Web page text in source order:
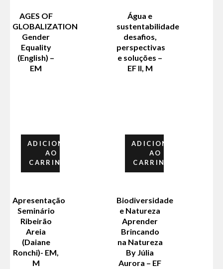
AGES OF
GLOBALIZATION
Gender
Equality
(English) –
EM
Água e
sustentabilidade
desafios,
perspectivas
e soluções –
EF II, M
ADICIONAR
AO
CARRINHO
Apresentação
Seminário
Ribeirão
Areia
(Daiane
Ronchi)- EM,
M
ADICIONAR
AO
CARRINHO
Biodiversidade
e Natureza
Aprender
Brincando
na Natureza
By Júlia
Aurora – EF